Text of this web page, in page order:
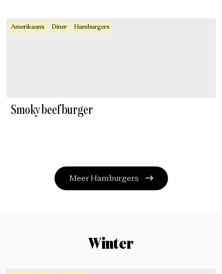
Amerikaans Diner Hamburgers
Smoky beef burger
Meer Hamburgers
Winter